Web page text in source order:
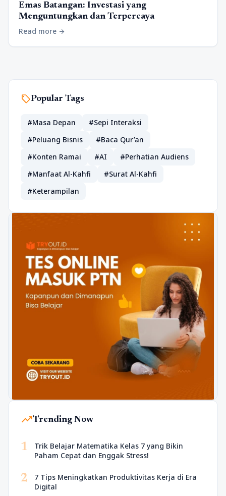
Emas Batangan: Investasi yang
Menguntungkan dan Terpercaya
Read more arrow_forward
sellPopular Tags
#Masa Depan
#Sepi Interaksi
#Peluang Bisnis
#Baca Qur’an
#Konten Ramai
#AI
#Perhatian Audiens
#Manfaat Al-Kahfi
#Surat Al-Kahfi
#Keterampilan
trending_upTrending Now
1
Trik Belajar Matematika Kelas 7 yang Bikin
Paham Cepat dan Enggak Stress!
2
7 Tips Meningkatkan Produktivitas Kerja di Era
Digital